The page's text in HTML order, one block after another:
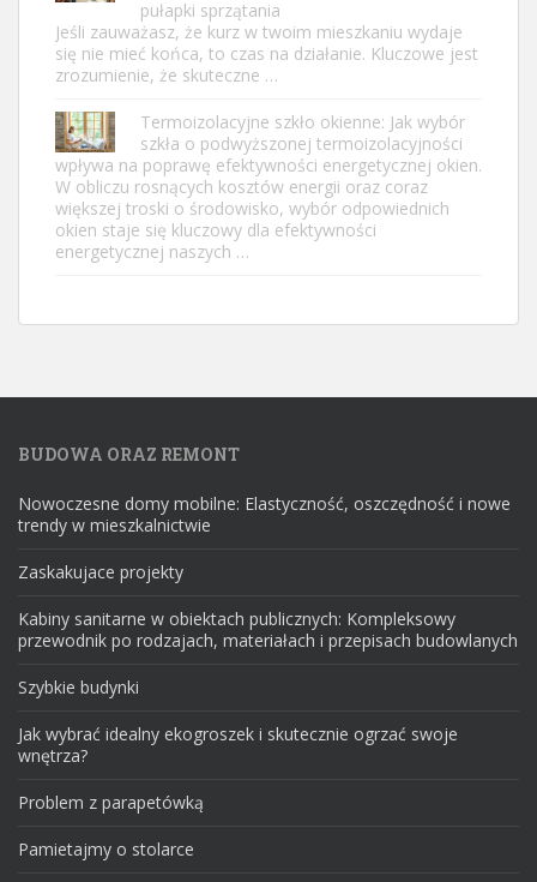
pułapki sprzątania
Jeśli zauważasz, że kurz w twoim mieszkaniu wydaje
się nie mieć końca, to czas na działanie. Kluczowe jest
zrozumienie, że skuteczne …
Termoizolacyjne szkło okienne: Jak wybór
szkła o podwyższonej termoizolacyjności
wpływa na poprawę efektywności energetycznej okien.
W obliczu rosnących kosztów energii oraz coraz
większej troski o środowisko, wybór odpowiednich
okien staje się kluczowy dla efektywności
energetycznej naszych …
BUDOWA ORAZ REMONT
Nowoczesne domy mobilne: Elastyczność, oszczędność i nowe
trendy w mieszkalnictwie
Zaskakujace projekty
Kabiny sanitarne w obiektach publicznych: Kompleksowy
przewodnik po rodzajach, materiałach i przepisach budowlanych
Szybkie budynki
Jak wybrać idealny ekogroszek i skutecznie ogrzać swoje
wnętrza?
Problem z parapetówką
Pamietajmy o stolarce